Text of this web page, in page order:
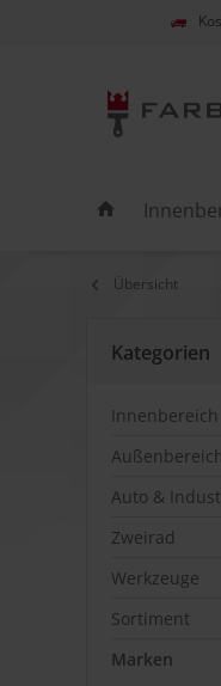
Übersicht
Kategorien
Innenbereich
Außenbereich
Auto &
Zweirad
Werkzeuge
Sortiment
Marken